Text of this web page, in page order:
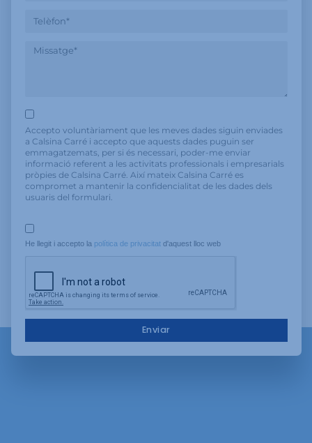
Accepto voluntàriament que les meves dades siguin enviades
a Calsina Carré i accepto que aquests dades puguin ser
emmagatzemats, per si és necessari, poder-me enviar
informació referent a les activitats professionals i empresarials
pròpies de Calsina Carré. Així mateix Calsina Carré es
compromet a mantenir la confidencialitat de les dades dels
usuaris del formulari.
He llegit i accepto la política de privacitat d'aquest lloc web
Enviar